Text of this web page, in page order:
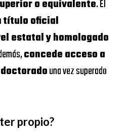
o equivalente. El
título oficial
estatal y homologado
concede acceso a
una vez superado
propio?